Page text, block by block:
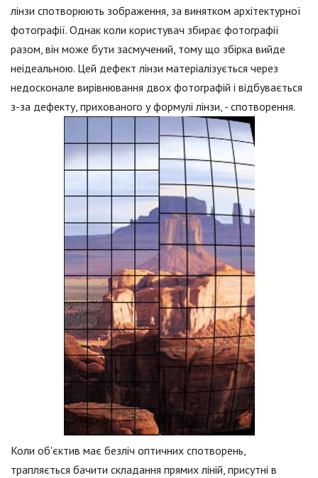
лінзи спотворюють зображення, за винятком архітектурної
фотографії. Однак коли користувач збирає фотографії
разом, він може бути засмучений, тому що збірка вийде
неідеальною. Цей дефект лінзи матеріалізується через
недосконале вирівнювання двох фотографій і відбувається
з-за дефекту, прихованого у формулі лінзи, - спотворення.
Коли об'єктив має безліч оптичних спотворень,
трапляється бачити складання прямих ліній, присутні в